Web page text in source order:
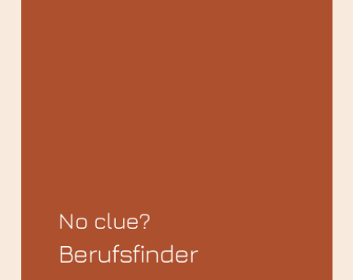
No clue?
Berufsfinder